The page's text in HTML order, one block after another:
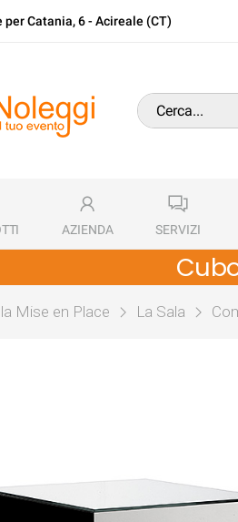
per Catania, 6 - Acireale (CT)
AZIENDA SERVIZI
Mise en Place La Sala